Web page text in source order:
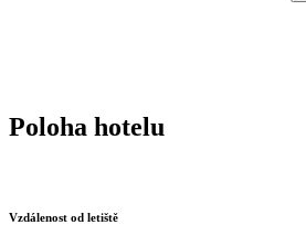
Poloha hotelu
Vzdálenost od letiště